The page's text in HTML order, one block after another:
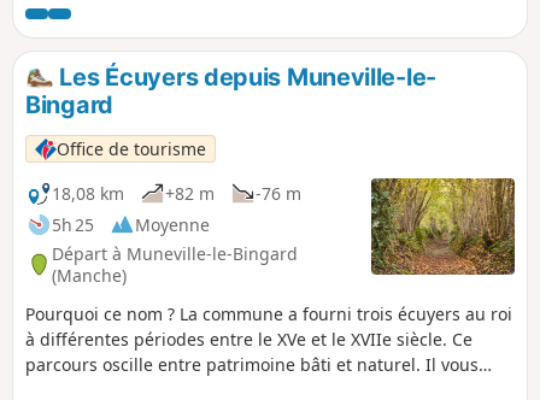
Révolution. Suite à un différend avec le
recruteur du roi (demande plus de soldats), la
population se rebelle, la paroisse fut rayée du
nombre des paroisses de France. L'église fut
dévastée, les cloches et les cercueils de plomb
des seigneurs fondues.
Les Écuyers depuis Muneville-le-
Bingard
Office de tourisme
18,08 km
+82 m
-76 m
5h 25
Moyenne
Départ à Muneville-le-Bingard
(Manche)
Pourquoi ce nom ? La commune a fourni trois écuyers au roi
à différentes périodes entre le XVe et le XVIIe siècle. Ce
parcours oscille entre patrimoine bâti et naturel. Il vous